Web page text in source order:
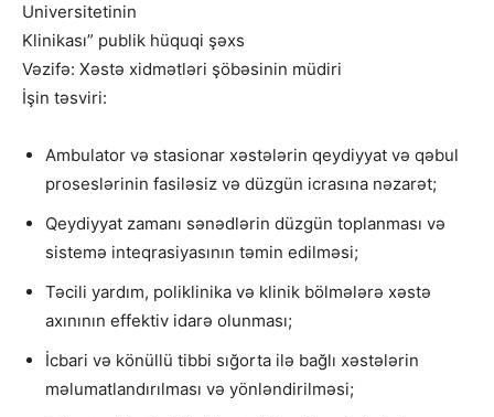
Universitetinin
Klinikası” publik hüquqi şəxs
Vəzifə: Xəstə xidmətləri şöbəsinin müdiri
İşin təsviri:
Ambulator və stasionar xəstələrin qeydiyyat və qəbul
proseslərinin fasiləsiz və düzgün icrasına nəzarət;
Qeydiyyat zamanı sənədlərin düzgün toplanması və
sistemə inteqrasiyasının təmin edilməsi;
Təcili yardım, poliklinika və klinik bölmələrə xəstə
axınının effektiv idarə olunması;
İcbari və könüllü tibbi sığorta ilə bağlı xəstələrin
məlumatlandırılması və yönləndirilməsi;